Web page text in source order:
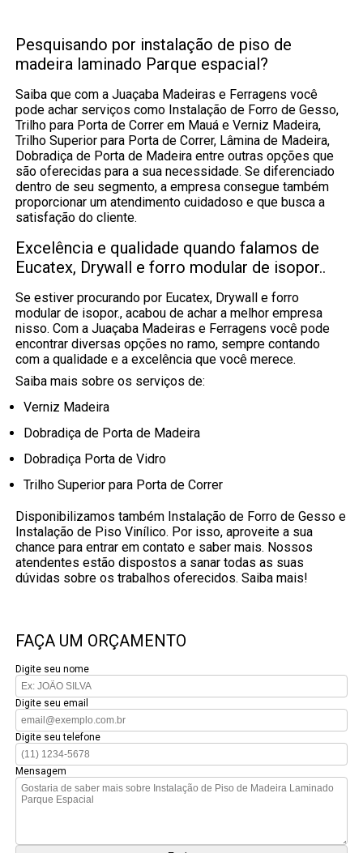
Pesquisando por instalação de piso de
madeira laminado Parque espacial?
Saiba que com a Juaçaba Madeiras e Ferragens você
pode achar serviços como Instalação de Forro de Gesso,
Trilho para Porta de Correr em Mauá e Verniz Madeira,
Trilho Superior para Porta de Correr, Lâmina de Madeira,
Dobradiça de Porta de Madeira entre outras opções que
são oferecidas para a sua necessidade. Se diferenciado
dentro de seu segmento, a empresa consegue também
proporcionar um atendimento cuidadoso e que busca a
satisfação do cliente.
Excelência e qualidade quando falamos de
Eucatex, Drywall e forro modular de isopor..
Se estiver procurando por Eucatex, Drywall e forro
modular de isopor., acabou de achar a melhor empresa
nisso. Com a Juaçaba Madeiras e Ferragens você pode
encontrar diversas opções no ramo, sempre contando
com a qualidade e a excelência que você merece.
Saiba mais sobre os serviços de:
Verniz Madeira
Dobradiça de Porta de Madeira
Dobradiça Porta de Vidro
Trilho Superior para Porta de Correr
Disponibilizamos também Instalação de Forro de Gesso e
Instalação de Piso Vinílico. Por isso, aproveite a sua
chance para entrar em contato e saber mais. Nossos
atendentes estão dispostos a sanar todas as suas
dúvidas sobre os trabalhos oferecidos. Saiba mais!
FAÇA UM ORÇAMENTO
Digite seu nome
Digite seu email
Digite seu telefone
Mensagem